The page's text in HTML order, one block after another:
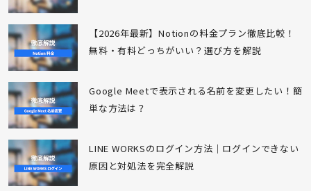
【2026年最新】Notionの料金プラン徹底比較！
無料・有料どっちがいい？選び方を解説
Google Meetで表示される名前を変更したい！簡
単な方法は？
LINE WORKSのログイン方法｜ログインできない
原因と対処法を完全解説